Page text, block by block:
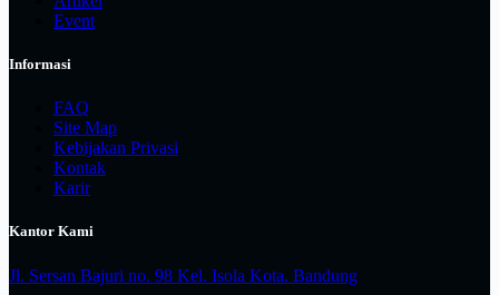
Event
Informasi
FAQ
Site Map
Kebijakan Privasi
Kontak
Karir
Kantor Kami
Jl. Sersan Bajuri no. 98 Kel. Isola Kota. Bandung